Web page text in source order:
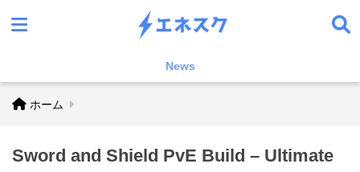
News
ホーム
Sword and Shield PvE Build – Ultimate